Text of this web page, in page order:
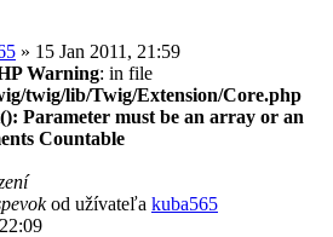
» 15 Jan 2011, 21:59
Warning: in file
twig/lib/Twig/Extension/Core.php
Parameter must be an array or an
Countable
od užívateľa kuba565